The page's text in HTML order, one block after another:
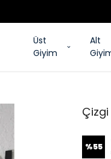
Üst
Giyim
Alt
Çizgi
%55